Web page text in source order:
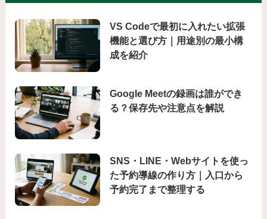
VS Codeで最初に入れたい拡張
機能と選び方｜用途別の最小構
成を紹介
Google Meetの録画は誰ができ
る？保存先や注意点を解説
SNS・LINE・Webサイトを使っ
た予約導線の作り方｜入口から
予約完了まで整理する